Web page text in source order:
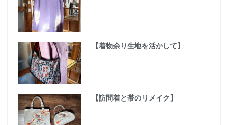
【着物余り生地を活かして】
【訪問着と帯のリメイク】